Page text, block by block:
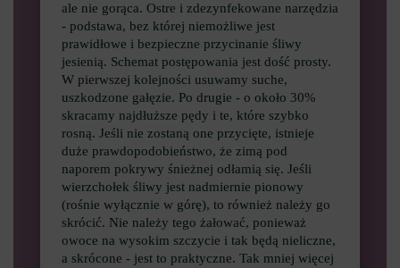
ale nie gorąca. Ostre i zdezynfekowane narzędzia
- podstawa, bez której niemożliwe jest
prawidłowe i bezpieczne przycinanie śliwy
jesienią. Schemat postępowania jest dość prosty.
W pierwszej kolejności usuwamy suche,
uszkodzone gałęzie. Po drugie - o około 30%
skracamy najdłuższe pędy i te, które szybko
rosną. Jeśli nie zostaną one przycięte, istnieje
duże prawdopodobieństwo, że zimą pod
naporem pokrywy śnieżnej odłamią się. Jeśli
wierzchołek śliwy jest nadmiernie pionowy
(rośnie wyłącznie w górę), to również należy go
skrócić. Nie należy tego żałować, ponieważ
owoce na wysokim szczycie i tak będą nieliczne,
a skrócone - jest to praktyczne. Tak mniej więcej